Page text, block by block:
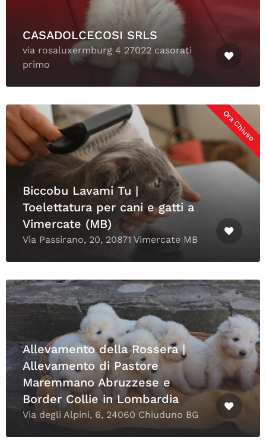
CASADOLCECOSI SRLS
via rosaluxermburg 4 27022 casorati
primo
Ora Chiuso
Biccobu Lavami Tu |
Toelettatura per cani e gatti a
Vimercate (MB)
Via Passirano, 20, 20871 Vimercate MB
Allevamento della Rossera |
Allevamento di Pastore
Maremmano Abruzzese e
Border Collie in Lombardia
Via degli Alpini, 6, 24060 Chiuduno BG